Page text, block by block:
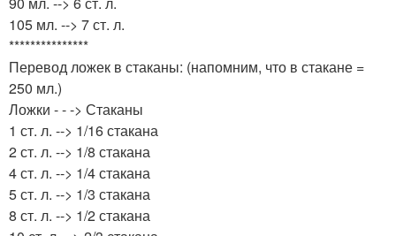
105 мл. --> 7 ст. л.
***************
Перевод ложек в стаканы: (напомним, что в стакане =
250 мл.)
Ложки - - -> Стаканы
1 ст. л. --> 1/16 стакана
2 ст. л. --> 1/8 стакана
4 ст. л. --> 1/4 стакана
5 ст. л. --> 1/3 стакана
8 ст. л. --> 1/2 стакана